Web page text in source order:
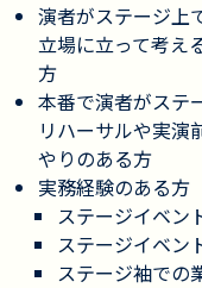
演者がステージ上
立場に立って考え
方
本番で演者がステ
リハーサルや実演
やりのある方
実務経験のある方
ステージイベン
ステージイベン
ステージ袖での